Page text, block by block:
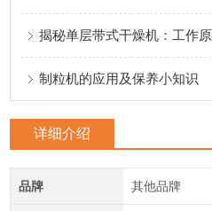
揭秘单层带式干燥机：工作
制粒机的应用及保养小知识
详细介绍
品牌 其他品牌